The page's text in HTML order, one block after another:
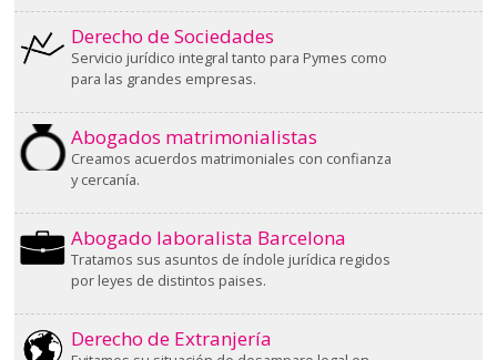
Derecho de Sociedades
Servicio jurídico integral tanto para Pymes como
para las grandes empresas.
Abogados matrimonialistas
Creamos acuerdos matrimoniales con confianza
y cercanía.
Abogado laboralista Barcelona
Tratamos sus asuntos de índole jurídica regidos
por leyes de distintos paises.
Derecho de Extranjería